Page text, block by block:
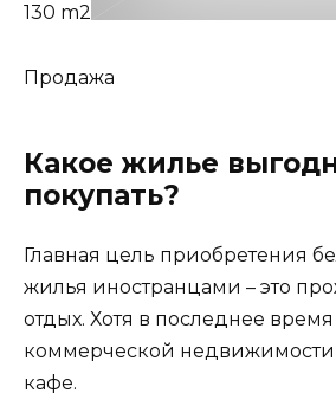
130 m2
Продажа
Какое жилье
покупать?
Главная цель приобретения
жилья иностранцами – это
отдых. Хотя в последнее время
коммерческой недвижимости
кафе.